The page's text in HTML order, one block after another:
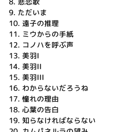
9. ただいま
10. 遠子の推理
11. ミウからの手紙
12. コノハを呼ぶ声
13. 美羽I
14. 美羽II
15. 美羽III
16. わからないだろうね
17. 憧れの理由
18. 心葉の告白
19. 知らなければならない